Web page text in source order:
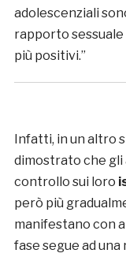
adolescenziali
rapporto
più positivi.”
Infatti, in un altro
dimostrato che gli
controllo sui loro
però più
manifestano con
fase segue ad